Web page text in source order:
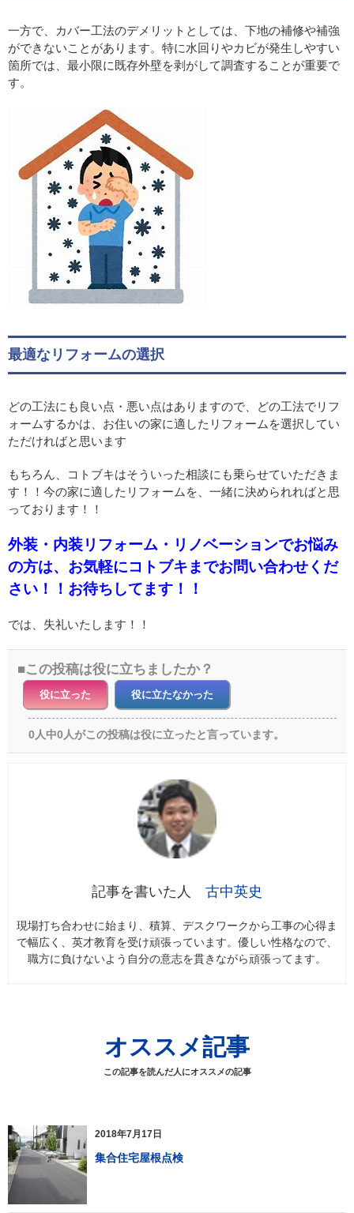
一方で、カバー工法のデメリットとしては、下地の補修や補強
ができないことがあります。特に水回りやカビが発生しやすい
箇所では、最小限に既存外壁を剥がして調査することが重要で
す。
最適なリフォームの選択
どの工法にも良い点・悪い点はありますので、どの工法でリフ
ォームするかは、お住いの家に適したリフォームを選択してい
ただければと思います
もちろん、コトブキはそういった相談にも乗らせていただきま
す！！今の家に適したリフォームを、一緒に決められればと思
っております！！
外装・内装リフォーム・リノベーションでお悩み
の方は、お気軽にコトブキまでお問い合わせくだ
さい！！お待ちしてます！！
では、失礼いたします！！
この投稿は役に立ちましたか？
役に立った 役に立たなかった
0人中0人がこの投稿は役に立ったと言っています。
古中英史
現場打ち合わせに始まり、積算、デスクワークから工事の心得ま
で幅広く、英才教育を受け頑張っています。優しい性格なので、
職方に負けないよう自分の意志を貫きながら頑張ってます。
オススメ記事
この記事を読んだ人にオススメの記事
2018年7月17日
集合住宅屋根点検